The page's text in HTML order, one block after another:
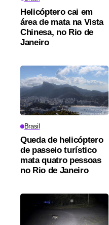
Helicóptero cai em
área de mata na Vista
Chinesa, no Rio de
Janeiro
Brasil
Queda de helicóptero
de passeio turístico
mata quatro pessoas
no Rio de Janeiro